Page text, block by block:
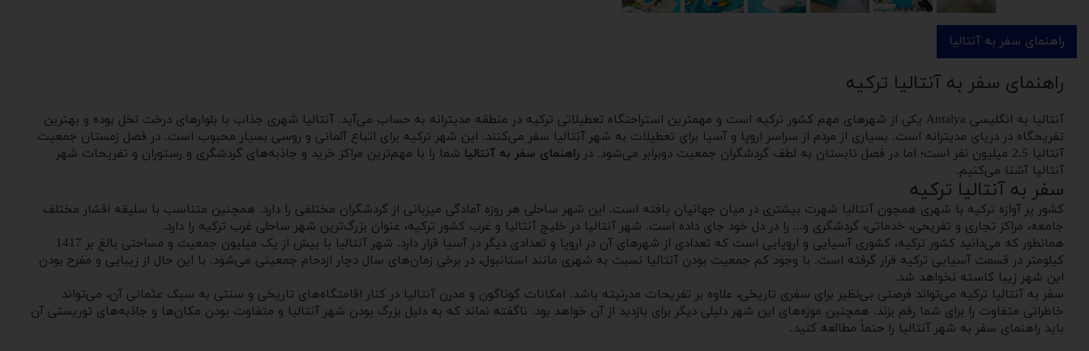
راهنمای سفر به آنتالیا
راهنمای سفر به آنتالیا ترکیه
آنتالیا به انگلیسی Antalya یکی از شهرهای مهم کشور ترکیه است و مهمترین استراحتگاه تعطیلاتی ترکیه در منطقه مدیترانه به حساب می‌آید. آنتالیا شهری جذاب با بلوارهای درخت نخل بوده و بهترین
تفریحگاه در دریای مدیترانه است. بسیاری از مردم از سراسر اروپا و آسیا برای تعطیلات به شهر آنتالیا سفر می‌کنند. این شهر ترکیه برای اتباع آلمانی و روسی بسیار محبوب است. در فصل زمستان جمعیت
آنتالیا 2.5 میلیون نفر است؛ اما در فصل تابستان به لطف گردشگران جمعیت دوبرابر می‌شود. در
راهنمای سفر به آنتالیا شما را با مهم‌ترین مراکز خرید و جاذبه‌های گردشگری و رستوران و تفریحات شهر
آنتالیا آشنا می‌کنیم.
سفر به آنتالیا ترکیه
کشور پر آوازه ترکیه با شهری همچون آنتالیا شهرت بیشتری در میان جهانیان یافته است. این شهر ساحلی هر روزه آمادگی میزبانی از گردشگران مختلفی را دارد.‌ همچنین متناسب با سلیقه اقشار مختلف
جامعه، مراکز تجاری و تفریحی، خدماتی، گردشگری و... را در دل خود جای داده است. شهر آنتالیا در خلیج آنتالیا و غرب کشور ترکیه، عنوان بزرگ‌ترین شهر ساحلی غرب ترکیه را دارد.
همانطور که می‌دانید کشور ترکیه، کشوری آسیایی و اروپایی است که تعدادی از شهرهای آن در اروپا و تعدادی دیگر در آسیا قرار دارد. شهر آنتالیا با بیش از یک میلیون جمعیت و مساحتی بالغ بر 1417
کیلومتر در قسمت آسیایی ترکیه قرار گرفته است. با وجود کم جمعیت بودن آنتالیا نسبت به شهری مانند استانبول، در برخی زمان‌های سال دچار ازدحام جمعیتی می‌شود. با این حال از زیبایی و مفرح بودن
این شهر زیبا کاسته نخواهد شد.
سفر به آنتالیا ترکیه می‌تواند فرصتی بی‌نظیر برای سفری تاریخی، علاوه بر تفریحات مدرنیته باشد. امکانات گوناگون و مدرن آنتالیا در کنار اقامتگاه‌های تاریخی و سنتی به سبک عثمانی آن، می‌تواند
خاطراتی متفاوت را برای شما رقم بزند. همچنین موزه‌های این شهر دلیلی دیگر برای بازدید از آن خواهد بود. ناگفته نماند که به دلیل بزرگ بودن شهر آنتالیا و متفاوت بودن مکان‌ها و جاذبه‌های توریستی آن
باید راهنمای سفر به شهر آنتالیا را حتماً مطالعه کنید.